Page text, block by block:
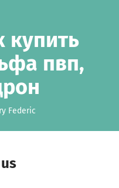
купить
пвп,
Federic